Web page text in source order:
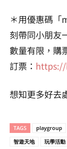
＊用優惠碼「
刻帶同小朋友
數量有限，購
訂票：
想知更多好去
TAGS playgroup
智遊天地
玩學活動